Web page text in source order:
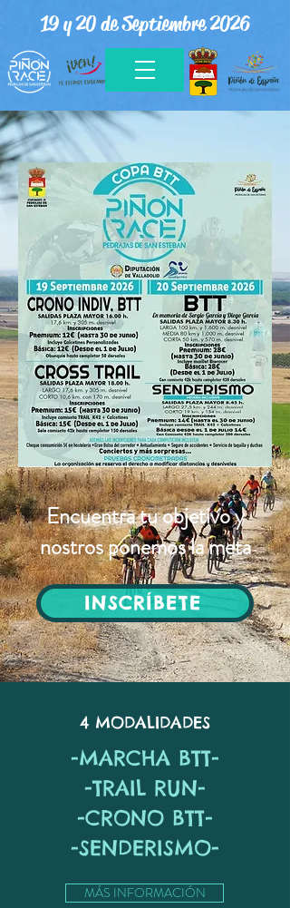
19 y 20 de Septiembre 2026
Encuentra tu objetivo y
nostros ponemos la meta
INSCRÍBETE
4 MODALIDADES
-MARCHA BTT-
-TRAIL RUN-
-CRONO BTT-
-SENDERISMO-
MÁS INFORMACIÓN